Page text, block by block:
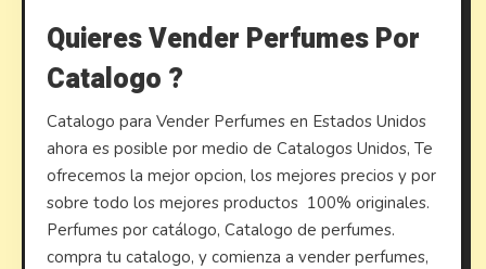
Quieres Vender Perfumes Por
Catalogo ?
Catalogo para Vender Perfumes en Estados Unidos
ahora es posible por medio de Catalogos Unidos, Te
ofrecemos la mejor opcion, los mejores precios y por
sobre todo los mejores productos 100% originales.
Perfumes por catálogo, Catalogo de perfumes.
compra tu catalogo, y comienza a vender perfumes,